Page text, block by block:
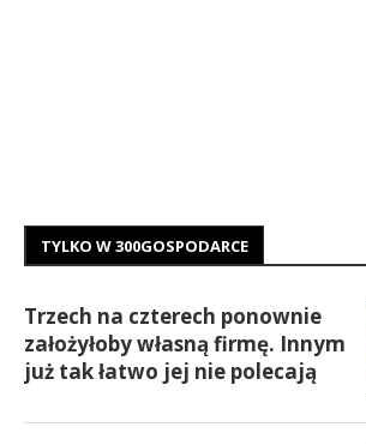
TYLKO W 300GOSPODARCE
Trzech na czterech ponownie
założyłoby własną firmę. Innym
już tak łatwo jej nie polecają